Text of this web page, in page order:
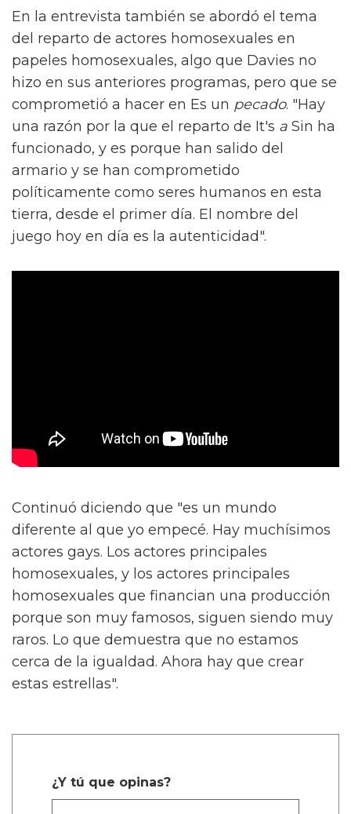
En la entrevista también se abordó el tema
del reparto de actores homosexuales en
papeles homosexuales, algo que Davies no
hizo en sus anteriores programas, pero que se
comprometió a hacer en Es un pecado. "Hay
una razón por la que el reparto de It's a Sin ha
funcionado, y es porque han salido del
armario y se han comprometido
políticamente como seres humanos en esta
tierra, desde el primer día. El nombre del
juego hoy en día es la autenticidad".
Continuó diciendo que "es un mundo
diferente al que yo empecé. Hay muchísimos
actores gays. Los actores principales
homosexuales, y los actores principales
homosexuales que financian una producción
porque son muy famosos, siguen siendo muy
raros. Lo que demuestra que no estamos
cerca de la igualdad. Ahora hay que crear
estas estrellas".
¿Y tú que opinas?